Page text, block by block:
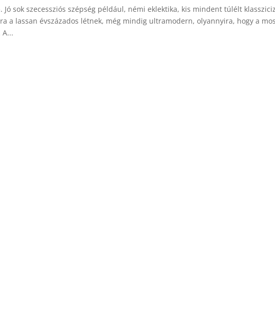
Jó sok szecessziós szépség például, némi eklektika, kis mindent túlélt
a lassan évszázados létnek, még mindig ultramodern, olyannyira, hogy a